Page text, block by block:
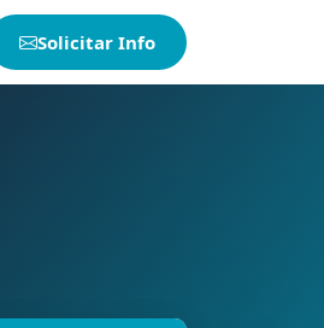
Solicitar Info